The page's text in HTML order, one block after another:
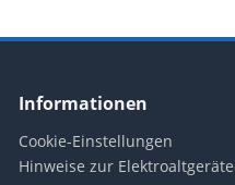
Informationen
Cookie-Einstellungen
Hinweise zur